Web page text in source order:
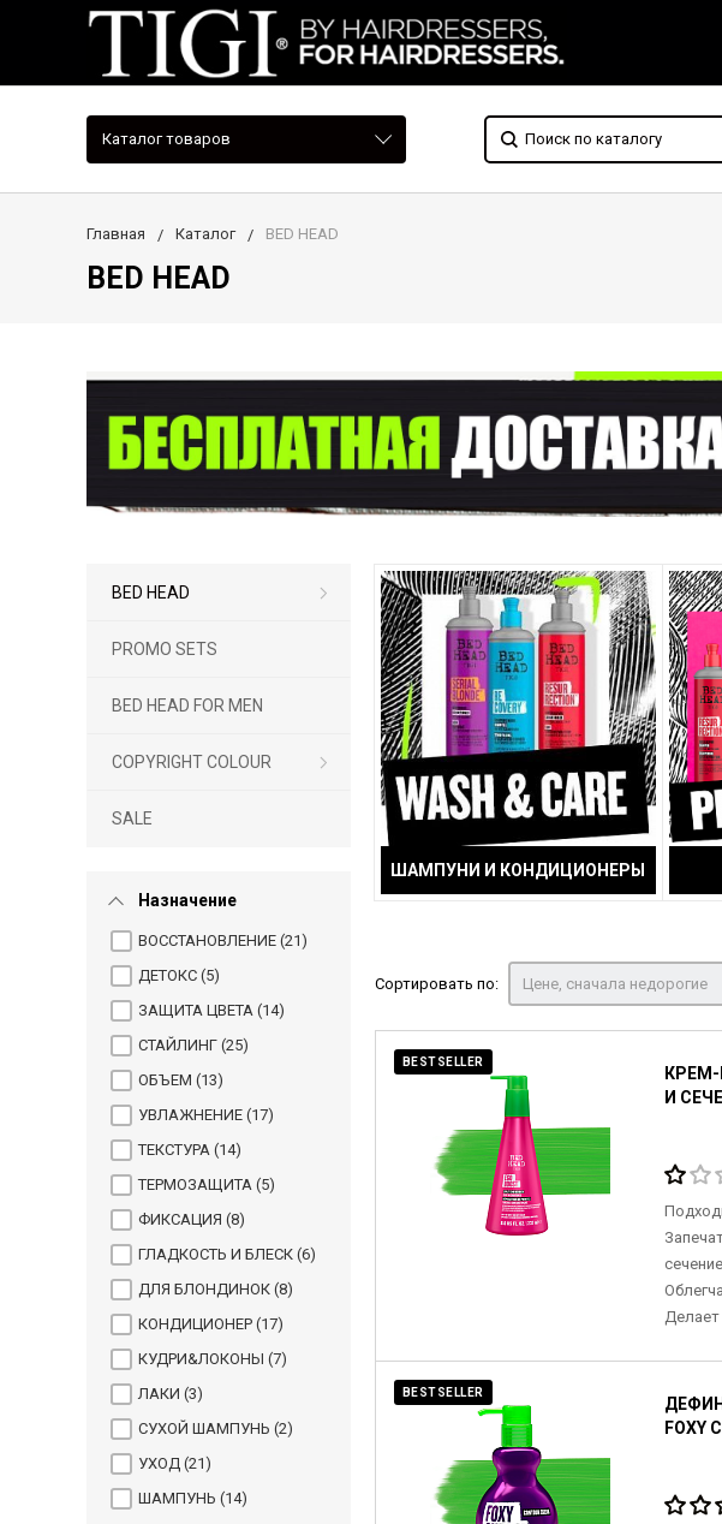
Каталог товаров
Главная Каталог BED HEAD
BED HEAD
BED HEAD
PROMO SETS
BED HEAD FOR MEN
COPYRIGHT COLOUR
SALE
Назначение
ВОССТАНОВЛЕНИЕ (21)
ДЕТОКС (5)
ЗАЩИТА ЦВЕТА (14)
СТАЙЛИНГ (25)
ОБЪЕМ (13)
УВЛАЖНЕНИЕ (17)
ТЕКСТУРА (14)
ТЕРМОЗАЩИТА (5)
ФИКСАЦИЯ (8)
ГЛАДКОСТЬ И БЛЕСК (6)
ДЛЯ БЛОНДИНОК (8)
КОНДИЦИОНЕР (17)
КУДРИ&ЛОКОНЫ (7)
ЛАКИ (3)
СУХОЙ ШАМПУНЬ (2)
УХОД (21)
ШАМПУНЬ (14)
ШАМПУНИ И КОНДИЦИОНЕРЫ
Сортировать по: Цене, сначала недорогие
BESTSELLER
И
сечение.
BESTSELLER
FOXY